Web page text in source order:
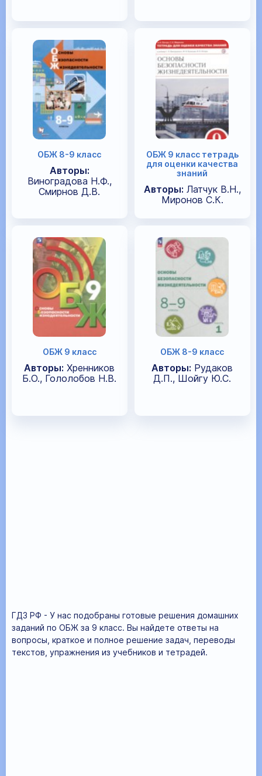
ОБЖ 8-9 класс
Авторы:
Виноградова Н.Ф.,
Смирнов Д.В.
ОБЖ 9 класс тетрадь
для оценки качества
знаний
Авторы: Латчук В.Н.,
Миронов С.К.
ОБЖ 9 класс
Авторы: Хренников
Б.О., Гололобов Н.В.
ОБЖ 8-9 класс
Авторы: Рудаков
Д.П., Шойгу Ю.С.
ГДЗ РФ - У нас подобраны готовые решения домашних
заданий по ОБЖ за 9 класс. Вы найдете ответы на
вопросы, краткое и полное решение задач, переводы
текстов, упражнения из учебников и тетрадей.